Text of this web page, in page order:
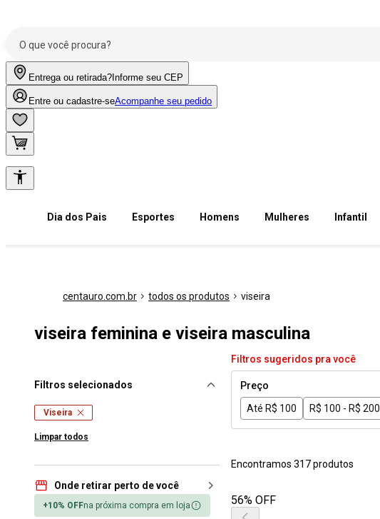
Entrega ou retirada? Informe seu CEP
Entre ou cadastre-seAcompanhe seu pedido
Dia dos Pais Esportes Homens Mulheres Infantil
centauro.com.br todos os produtos viseira
viseira feminina e viseira masculina
Filtros selecionados
Viseira
Limpar todos
Onde retirar perto de você
+10% OFFna próxima compra em loja
Filtros sugeridos pra você
Preço
Até R$ 100
R$ 100 - R$ 200
Encontramos 317 produtos
56% OFF